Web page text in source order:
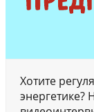
Хотите
энергетике?